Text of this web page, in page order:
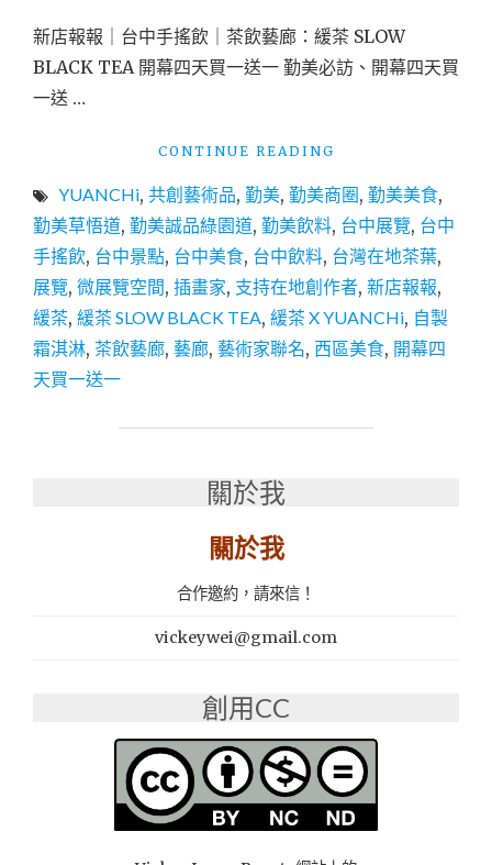
新店報報｜台中手搖飲｜茶飲藝廊：緩茶 SLOW
BLACK TEA 開幕四天買一送一 勤美必訪、開幕四天買
一送 …
CONTINUE READING
SLOW
BLACK
｜
勤
美
飲
新
飲
間，
讓
你
緩
YUANCHi, 共創藝術品, 勤美, 勤美商圈, 勤美美食,
勤美草悟道, 勤美誠品綠園道, 勤美飲料, 台中展覽, 台中
手搖飲, 台中景點, 台中美食, 台中飲料, 台灣在地茶葉,
展覽, 微展覽空間, 插畫家, 支持在地創作者, 新店報報,
緩茶, 緩茶 SLOW BLACK TEA, 緩茶 X YUANCHi, 自製
霜淇淋, 茶飲藝廊, 藝廊, 藝術家聯名, 西區美食, 開幕四
天買一送一
關於我
關於我
合作邀約，請來信！
vickeywei@gmail.com
創用CC